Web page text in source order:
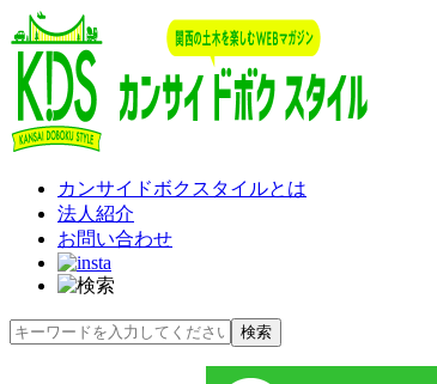
カンサイドボクスタイルとは
法人紹介
お問い合わせ